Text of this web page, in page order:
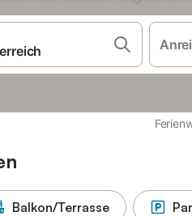
Balkon/Terrasse